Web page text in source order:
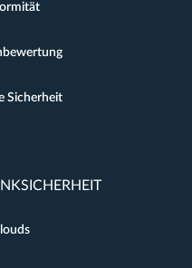
Sicherheit